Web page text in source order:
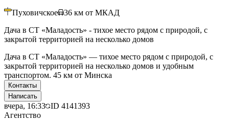
Пуховичское 36 км от МКАД
Дача в СТ «Маладость» - тихое место рядом с природой, с
закрытой территорией на несколько домов
Дача в СТ «Маладость» — тихое место рядом с природой, с
закрытой территорией на несколько домов и удобным
транспортом. 45 км от Минска
Контакты
Написать
вчера, 16:33 ID 4141393
Агентство